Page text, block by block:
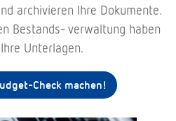
archivieren Ihre Dokumente.
Bestands- verwaltung haben
Unterlagen.
Check machen!